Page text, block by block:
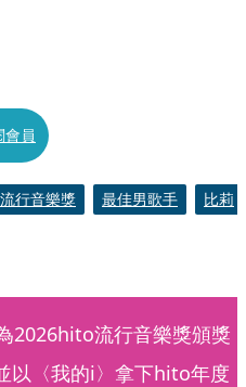
會員
行音樂獎 最佳男歌手
比莉
2026hito流行音樂獎頒獎
以〈我的i〉拿下hito年度